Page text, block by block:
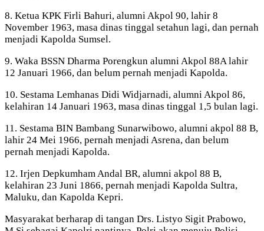
8. Ketua KPK Firli Bahuri, alumni Akpol 90, lahir 8
November 1963, masa dinas tinggal setahun lagi, dan pernah
menjadi Kapolda Sumsel.
9. Waka BSSN Dharma Porengkun alumni Akpol 88A lahir
12 Januari 1966, dan belum pernah menjadi Kapolda.
10. Sestama Lemhanas Didi Widjarnadi, alumni Akpol 86,
kelahiran 14 Januari 1963, masa dinas tinggal 1,5 bulan lagi.
11. Sestama BIN Bambang Sunarwibowo, alumni akpol 88 B,
lahir 24 Mei 1966, pernah menjadi Asrena, dan belum
pernah menjadi Kapolda.
12. Irjen Depkumham Andal BR, alumni akpol 88 B,
kelahiran 23 Juni 1866, pernah menjadi Kapolda Sultra,
Maluku, dan Kapolda Kepri.
Masyarakat berharap di tangan Drs. Listyo Sigit Prabowo,